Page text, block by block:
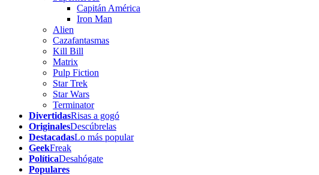
Capitán América
Iron Man
Alien
Cazafantasmas
Kill Bill
Matrix
Pulp Fiction
Star Trek
Star Wars
Terminator
DivertidasRisas a gogó
OriginalesDescúbrelas
DestacadasLo más popular
GeekFreak
PolíticaDesahógate
Populares